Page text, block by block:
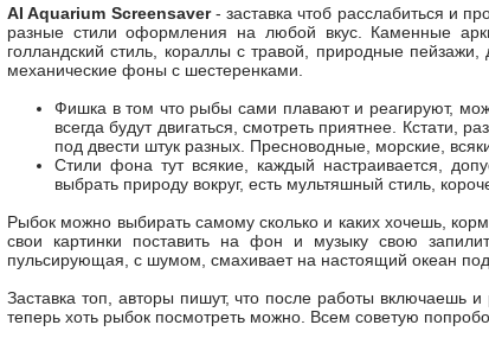
AI Aquarium Screensaver- заставка чтоб расслабиться и
разные стили оформления на любой вкус. Каменные
голландский стиль, кораллы с травой, природные
механические фоны с шестеренками.
Фишка в том что рыбы сами плавают и реагируют,
всегда будут двигаться, смотреть приятнее. Кстати,
под двести штук разных. Пресноводные, морские,
Стили фона тут всякие, каждый настраивается,
выбрать природу вокруг, есть мультяшный стиль,
Рыбок можно выбирать самому сколько и каких хочешь,
свои картинки поставить на фон и музыку свою
пульсирующая, с шумом, смахивает на настоящий океан под
Заставка топ, авторы пишут, что после работы включаешь
теперь хоть рыбок посмотреть можно. Всем советую